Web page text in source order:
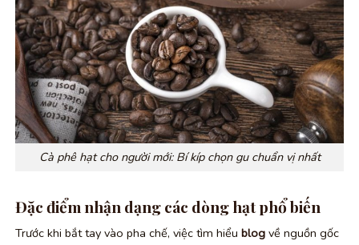
Cà phê hạt cho người mới: Bí kíp chọn gu chuẩn vị nhất
Đặc điểm nhận dạng các dòng hạt phổ biến
Trước khi bắt tay vào pha chế, việc tìm hiểu blog về nguồn gốc